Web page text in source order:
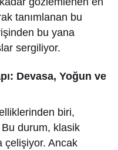
tanımlanan bu
bu yana
sergiliyor.
Devasa, Yoğun ve
biri,
Bu durum, klasik
çelişiyor. Ancak